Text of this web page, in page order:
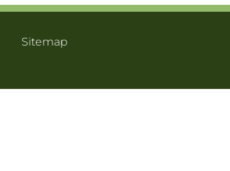
Sitemap